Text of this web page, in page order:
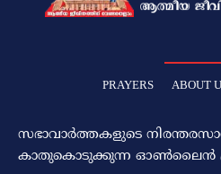
PRAYERS ABOUT
സഭാവാര്‍ത്തകളുടെ
കാതുകൊടുക്കുന്ന ഓണ്‍ലൈന്‍